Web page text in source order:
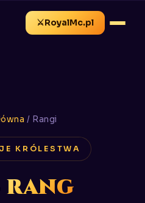
⚔RoyalMc.pl
/ Rangi
KRÓLESTWA
rang